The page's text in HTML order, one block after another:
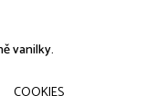
COOKIES
vanilky.